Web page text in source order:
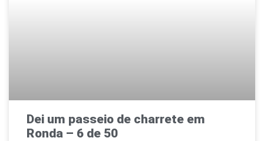
Dei um passeio de charrete em
Ronda – 6 de 50